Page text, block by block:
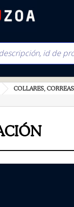
COLLARES,